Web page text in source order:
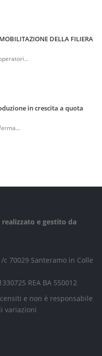
DELLA FILIERA
in crescita a quota
e gestito da
c 70029 Santeramo in Colle
REA BA 550012
e non è responsabile
variazioni